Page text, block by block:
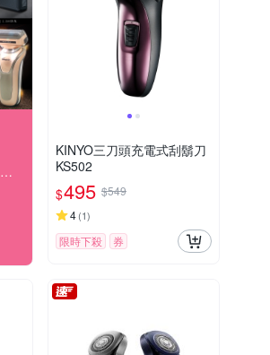
美容家電｜指定品9折+快速到貨
KINYO三刀頭充電式刮鬍刀
KS502
$495 $549
4(1)
限時下殺 券